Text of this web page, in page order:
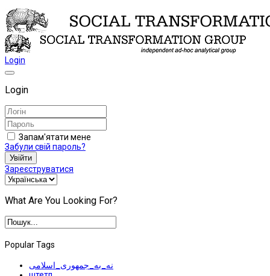
Login
Login
Запам'ятати мене
Забули свій пароль?
Увійти
Зареєструватися
What Are You Looking For?
Popular Tags
نه_به_جمهوری_اسلامی